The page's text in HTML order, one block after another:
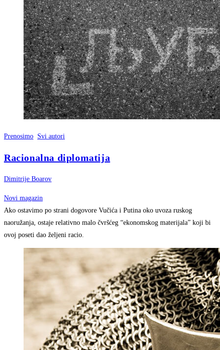
Prenosimo Svi autori
Racionalna diplomatija
Dimitrije Boarov
Novi magazin
Ako ostavimo po strani dogovore Vučića i Putina oko uvoza ruskog
naoružanja, ostaje relativno malo čvršćeg “ekonomskog materijala” koji bi
ovoj poseti dao željeni racio.